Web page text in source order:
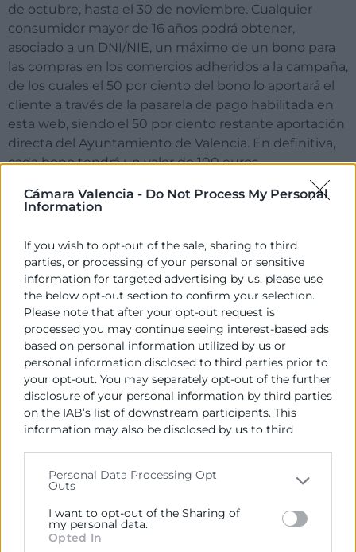
Cámara Valencia - Do Not Process My Personal
Information
If you wish to opt-out of the sale, sharing to third
parties, or processing of your personal or sensitive
information for targeted advertising by us, please use
the below opt-out section to confirm your selection.
Please note that after your opt-out request is
processed you may continue seeing interest-based ads
based on personal information utilized by us or
personal information disclosed to third parties prior to
your opt-out. You may separately opt-out of the further
disclosure of your personal information by third parties
on the IAB’s list of downstream participants. This
information may also be disclosed by us to third
Please note that this website/app uses one or more
Google services and may gather and store information
including but not limited to your visit or usage
behaviour. You may click to grant or deny consent to
Personal Data Processing Opt
Outs
I want to opt-out of the Sharing of
my personal data.
Opted In
de octubre, hasta el 30 de noviembre. Cualquier
consumidor mayor de 16 años podrá obtener,
asociado a un DNI/NIE, un máximo de un bono para
las compras en los comercios adheridos a la campaña,
de los cuales el 50 por ciento del bono lo aportará el
cliente a través de la pasarela de pago habilitada en
esta web, siendo el 50 por ciento restante aportación
directa del Ayuntamiento de Valencia. En definitiva,
cada bono tendrá un valor de 100 euros.
El bono comercio VLC podrá ser utilizado desde el
momento en que sea recogido por los clientes en la
el 30 de noviembre, fecha en la que finaliza la
campaña promocional, en los establecimientos
adheridos.
El objetivo de la campaña es promocionar el
comercio local, dinamizar el tejido comercial e
incentivar e impulsar las compras en los comercios. El
Ayuntamiento ha destinado 1.600.000 euros a la
campaña de bonos, en la que pueden participar los
comercios que cumplan con los requisitos
establecidos y, por otro lado, cualquier persona que lo
desee podrá adquirirlos para comprar bienes o
servicios en estos establecimientos.
Recursos vinculados